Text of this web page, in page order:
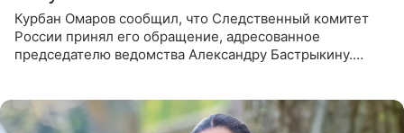
Курбан Омаров сообщил, что Следственный комитет
России принял его обращение, адресованное
председателю ведомства Александру Бастрыкину.